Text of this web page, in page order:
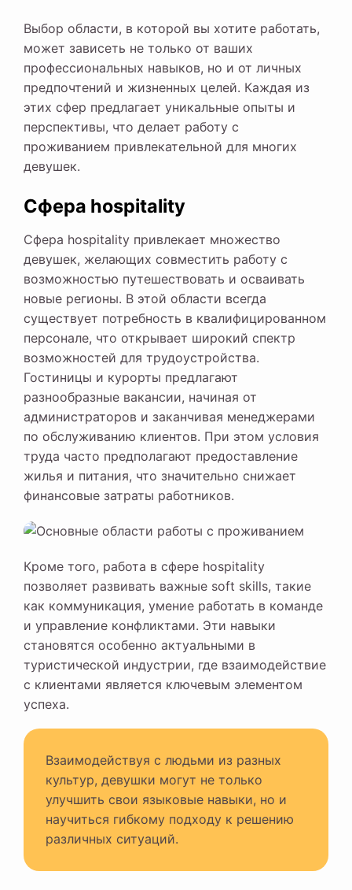
Выбор области, в которой вы хотите работать,
может зависеть не только от ваших
профессиональных навыков, но и от личных
предпочтений и жизненных целей. Каждая из
этих сфер предлагает уникальные опыты и
перспективы, что делает работу с
проживанием привлекательной для многих
девушек.
Сфера hospitality
Сфера hospitality привлекает множество
девушек, желающих совместить работу с
возможностью путешествовать и осваивать
новые регионы. В этой области всегда
существует потребность в квалифицированном
персонале, что открывает широкий спектр
возможностей для трудоустройства.
Гостиницы и курорты предлагают
разнообразные вакансии, начиная от
администраторов и заканчивая менеджерами
по обслуживанию клиентов. При этом условия
труда часто предполагают предоставление
жилья и питания, что значительно снижает
финансовые затраты работников.
Кроме того, работа в сфере hospitality
позволяет развивать важные soft skills, такие
как коммуникация, умение работать в команде
и управление конфликтами. Эти навыки
становятся особенно актуальными в
туристической индустрии, где взаимодействие
с клиентами является ключевым элементом
успеха.
Взаимодействуя с людьми из разных
культур, девушки могут не только
улучшить свои языковые навыки, но и
научиться гибкому подходу к решению
различных ситуаций.